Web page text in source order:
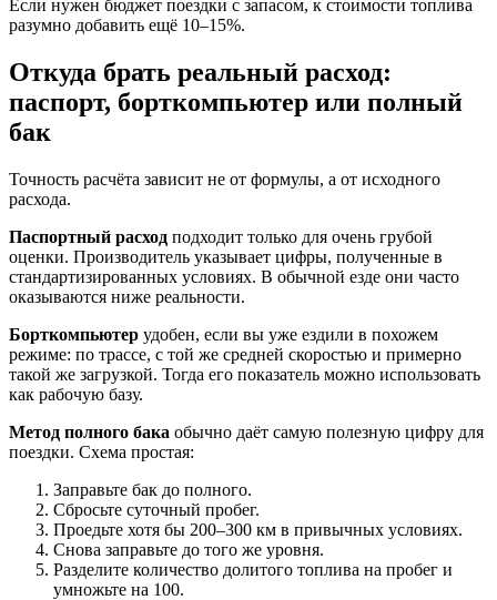
Если нужен бюджет поездки с запасом, к стоимости топлива
разумно добавить ещё 10–15%.
Откуда брать реальный расход:
паспорт, борткомпьютер или полный
бак
Точность расчёта зависит не от формулы, а от исходного
расхода.
Паспортный расход подходит только для очень грубой
оценки. Производитель указывает цифры, полученные в
стандартизированных условиях. В обычной езде они часто
оказываются ниже реальности.
Борткомпьютер удобен, если вы уже ездили в похожем
режиме: по трассе, с той же средней скоростью и примерно
такой же загрузкой. Тогда его показатель можно использовать
как рабочую базу.
Метод полного бака обычно даёт самую полезную цифру для
поездки. Схема простая:
Заправьте бак до полного.
Сбросьте суточный пробег.
Проедьте хотя бы 200–300 км в привычных условиях.
Снова заправьте до того же уровня.
Разделите количество долитого топлива на пробег и
умножьте на 100.